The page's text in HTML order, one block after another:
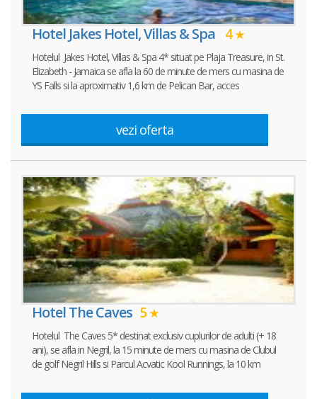
Hotel Jakes Hotel, Villas & Spa 4
Hotelul Jakes Hotel, Villas & Spa 4* situat pe Plaja Treasure, in St.
Elizabeth - Jamaica se afla la 60 de minute de mers cu masina de
YS Falls si la aproximativ 1,6 km de Pelican Bar, acces
vezi oferta
Hotel The Caves 5
Hotelul The Caves 5* destinat exclusiv cuplurilor de adulti (+ 18
ani), se afla in Negril, la 15 minute de mers cu masina de Clubul
de golf Negril Hills si Parcul Acvatic Kool Runnings, la 10 km